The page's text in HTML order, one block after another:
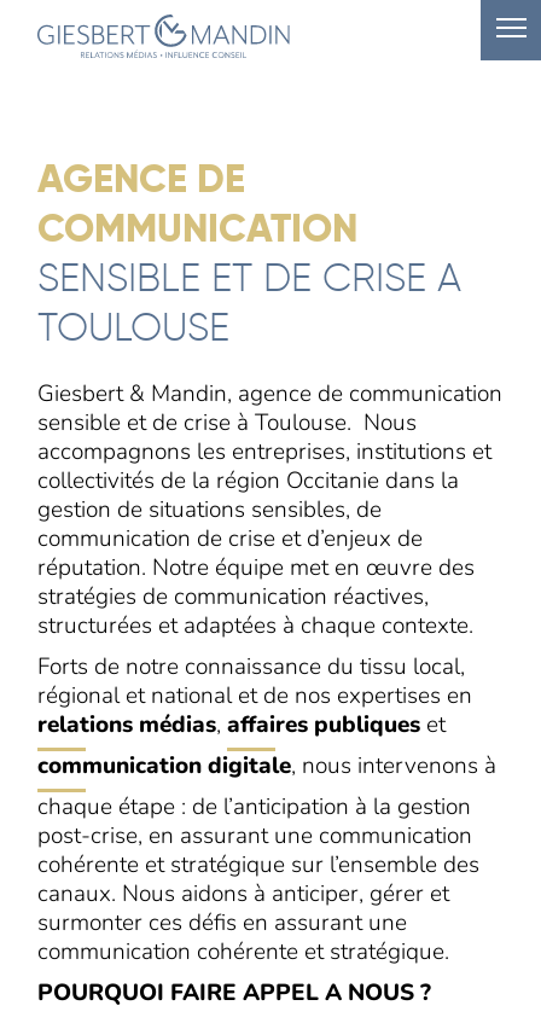
AGENCE DE
COMMUNICATION
SENSIBLE ET DE CRISE A
TOULOUSE
Giesbert & Mandin, agence de communication
sensible et de crise à Toulouse. Nous
accompagnons les entreprises, institutions et
collectivités de la région Occitanie dans la
gestion de situations sensibles, de
communication de crise et d’enjeux de
réputation. Notre équipe met en œuvre des
stratégies de communication réactives,
structurées et adaptées à chaque contexte.
Forts de notre connaissance du tissu local,
régional et national et de nos expertises en
relations médias,affaires publiques et
communication digitale, nous intervenons à
chaque étape : de l’anticipation à la gestion
post-crise, en assurant une communication
cohérente et stratégique sur l’ensemble des
canaux. Nous aidons à anticiper, gérer et
surmonter ces défis en assurant une
communication cohérente et stratégique.
POURQUOI FAIRE APPEL A NOUS ?